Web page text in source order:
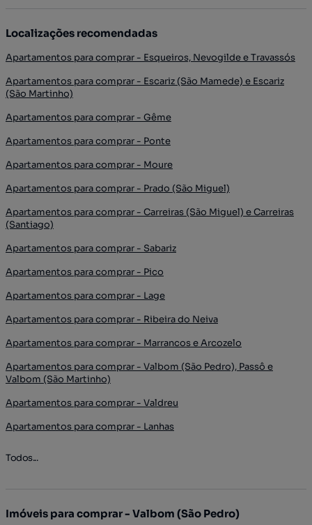
Localizações recomendadas
Apartamentos para comprar - Esqueiros, Nevogilde e Travassós
Apartamentos para comprar - Escariz (São Mamede) e Escariz
(São Martinho)
Apartamentos para comprar - Gême
Apartamentos para comprar - Ponte
Apartamentos para comprar - Moure
Apartamentos para comprar - Prado (São Miguel)
Apartamentos para comprar - Carreiras (São Miguel) e Carreiras
(Santiago)
Apartamentos para comprar - Sabariz
Apartamentos para comprar - Pico
Apartamentos para comprar - Lage
Apartamentos para comprar - Ribeira do Neiva
Apartamentos para comprar - Marrancos e Arcozelo
Apartamentos para comprar - Valbom (São Pedro), Passô e
Valbom (São Martinho)
Apartamentos para comprar - Valdreu
Apartamentos para comprar - Lanhas
Todos...
Imóveis para comprar - Valbom (São Pedro)